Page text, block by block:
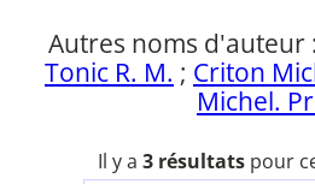
Autres noms d'auteur :
Tonic R. M. ; Criton
Michel.
Il y a 3 résultats pour